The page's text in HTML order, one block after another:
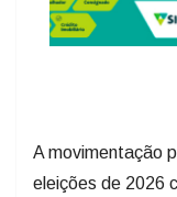
A movimentação
eleições de 2026